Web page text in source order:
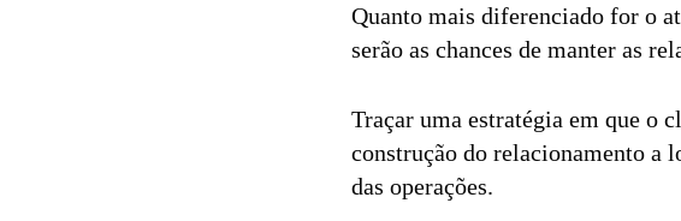
Quanto mais diferenciado for o
serão as chances de manter as
Traçar uma estratégia em que o
construção do relacionamento a
das operações.